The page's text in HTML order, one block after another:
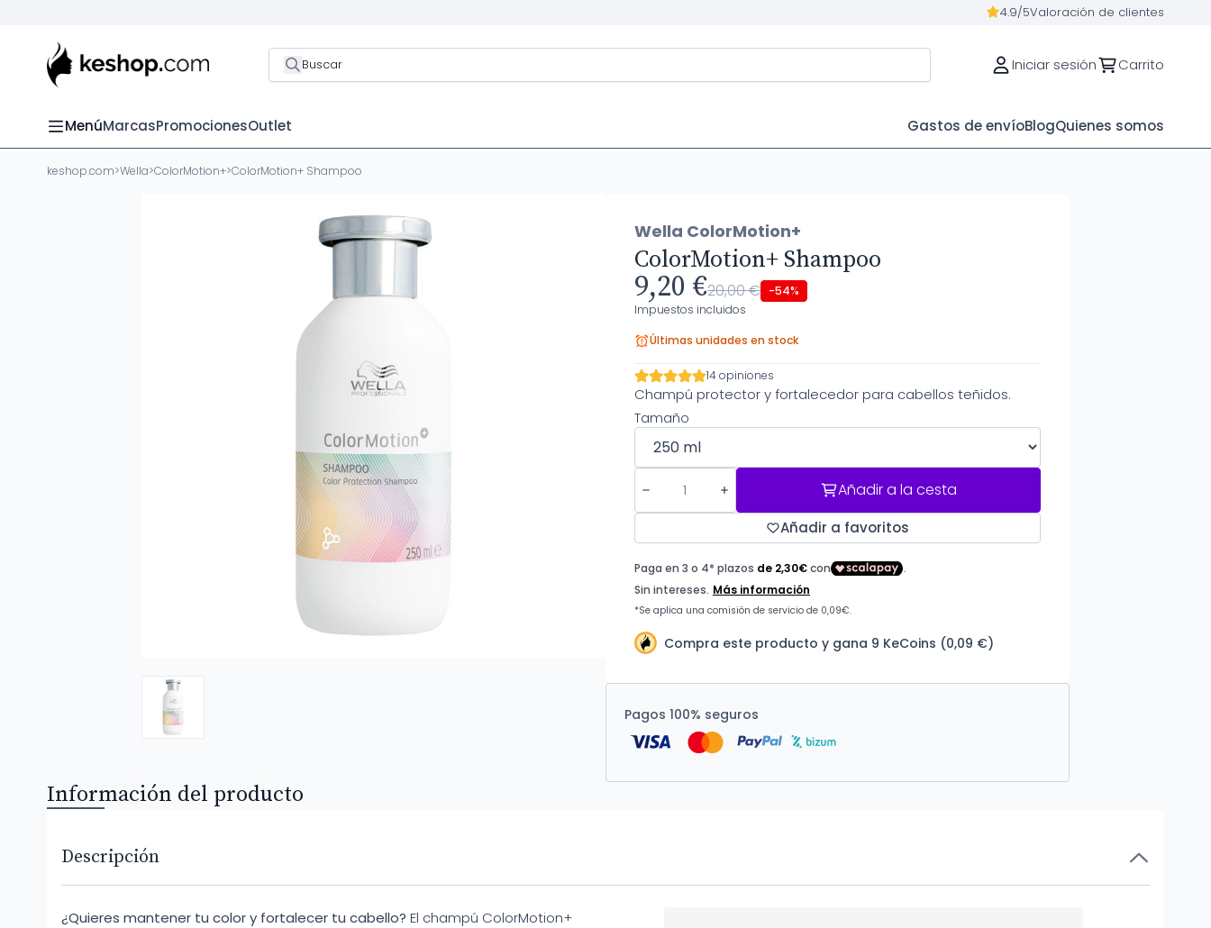
4.9/5Valoración de clientes
Buscar Iniciar sesión Carrito
MenúMarcasPromocionesOutlet Gastos de envíoBlogQuienes somos
keshop.com>Wella>ColorMotion+>ColorMotion+ Shampoo
Wella ColorMotion+
ColorMotion+ Shampoo
9,20 €20,00 € -54%
Impuestos incluidos
Últimas unidades en stock
14 opiniones
Champú protector y fortalecedor para cabellos teñidos.
Tamaño
Añadir a la cesta
Añadir a favoritos
Compra este producto y gana 9 KeCoins (0,09 €)
Pagos 100% seguros
Información del producto
Descripción
¿Quieres mantener tu color y fortalecer tu cabello? El champú ColorMotion+